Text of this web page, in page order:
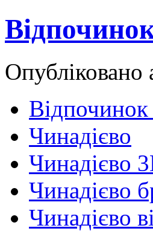
Відпочинок
Чинадієво
Чинадієво
Чинадієво
Чинадієво